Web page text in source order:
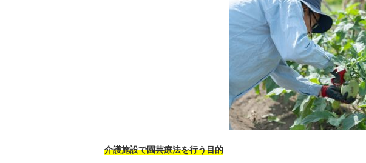
介護施設で園芸療法を行う目的